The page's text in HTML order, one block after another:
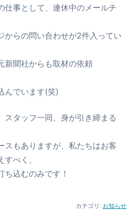
仕事として、連休中のメールチ
からの問い合わせが2件入ってい
新聞社からも取材の依頼
んでいます(笑)
スタッフ一同、身が引き締まる
スもありますが、私たちはお客
べく、
ち込むのみです！
カテゴリ: お知らせ